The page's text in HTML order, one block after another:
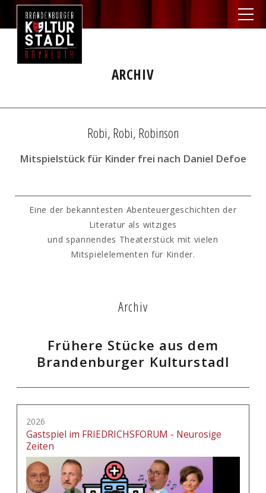
ARCHIV
Robi, Robi, Robinson
Mitspielstück für Kinder frei nach Daniel Defoe
Eine der bekanntesten Abenteuergeschichten der
Literatur als witziges
und spannendes Theaterstück mit vielen
Mitspielelementen für Kinder.
Archiv
Frühere Stücke aus dem
Brandenburger Kulturstadl
2026
Gastspiel im FRIEDRICHSFORUM - Neurosige
Zeiten